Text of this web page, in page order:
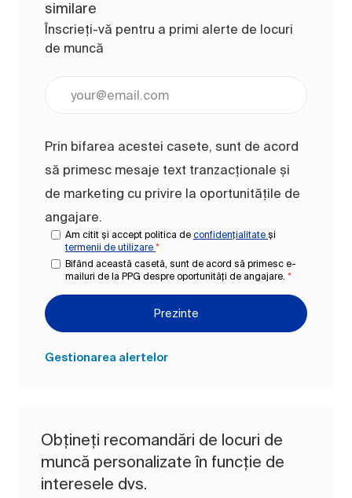
similare
Înscrieți-vă pentru a primi alerte de locuri
de muncă
Prin bifarea acestei casete, sunt de acord
să primesc mesaje text tranzacționale și
de marketing cu privire la oportunitățile de
angajare.
Am citit și accept politica de confidențialitate și
termenii de utilizare *
Bifând această casetă, sunt de acord să primesc e-
mailuri de la PPG despre oportunități de angajare. *
Prezinte
Gestionarea alertelor
Obțineți recomandări de locuri de
muncă personalizate în funcție de
interesele dvs.